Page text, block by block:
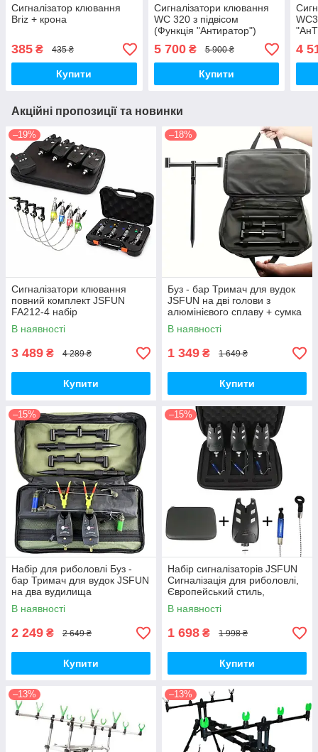
Сигналізатор клювання
Briz + крона
385 ₴ 435 ₴
Купити
Сигналізатори клювання
WC 320 з підвісом
(Функція "Антиратор")
5 700₴ 5 900 ₴
Купити
4
Акційні пропозиції та новинки
–19%
Сигналізатори клювання
повний комплект JSFUN
FA212-4 набір
В наявності
3 489 ₴ 4 289 ₴
Купити
–18%
Буз - бар Тримач для вудок
JSFUN на дві голови з
алюмінієвого сплаву + сумка
В наявності
1 349 ₴ 1 649 ₴
Купити
–15%
Набір для риболовлі Буз -
бар Тримач для вудок JSFUN
на два вудилища
+сигналізатори + сумка
В наявності
2 249 ₴ 2 649 ₴
Купити
–15%
Набір сигналізаторів JSFUN
Сигналізація для риболовлі,
Європейський стиль,
3+3+Коробка
В наявності
1 698 ₴ 1 998 ₴
Купити
–13% –13%